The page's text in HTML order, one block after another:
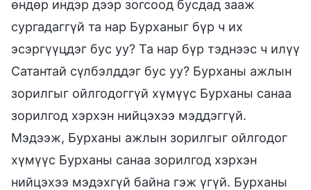
өндөр индэр дээр зогсоод бусдад зааж
сургадаггүй та нар Бурханыг бүр ч их
эсэргүүцдэг бус уу? Та нар бүр тэднээс ч илүү
Сатантай сүлбэлддэг бус уу? Бурханы ажлын
зорилгыг ойлгодоггүй хүмүүс Бурханы санаа
зорилгод хэрхэн нийцэхээ мэддэггүй.
Мэдээж, Бурханы ажлын зорилгыг ойлгодог
хүмүүс Бурханы санаа зорилгод хэрхэн
нийцэхээ мэдэхгүй байна гэж үгүй. Бурханы